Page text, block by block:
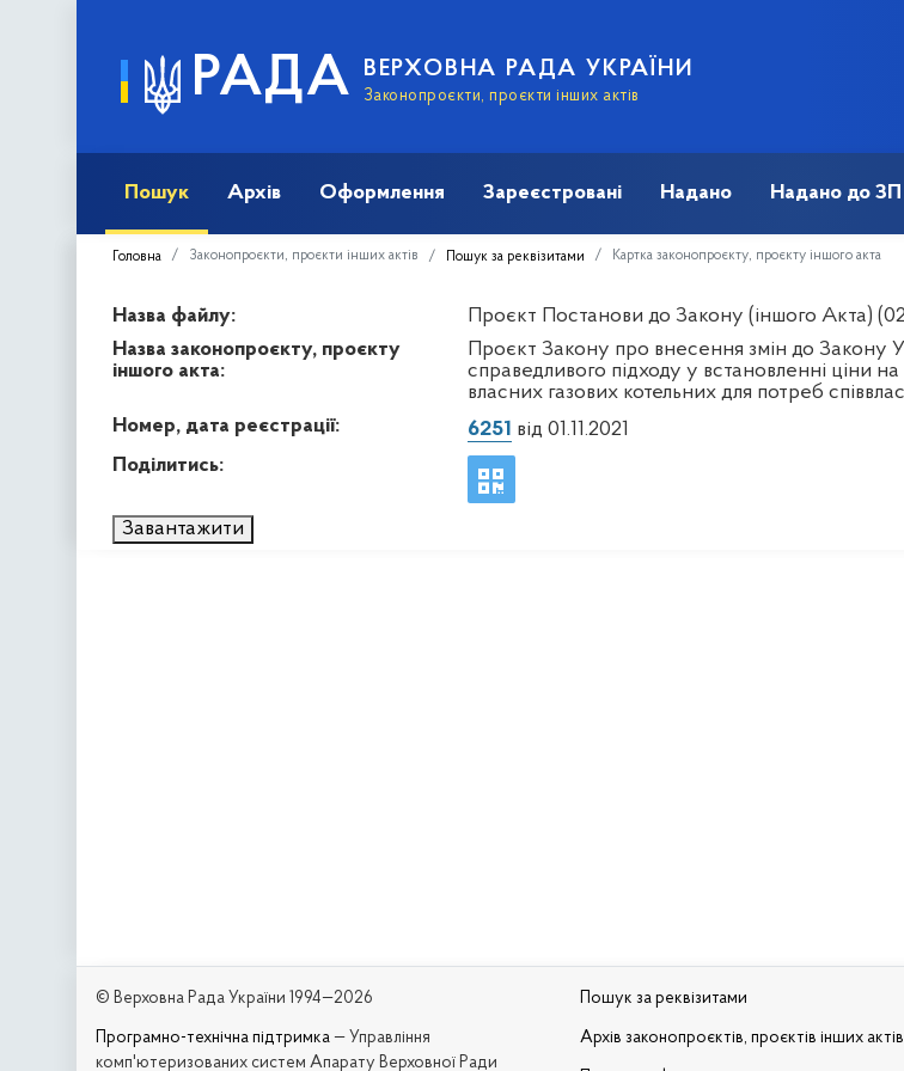
РАДА ВЕРХОВНА РАДА УКРАЇНИ
Законопроєкти, проєкти інших актів
Пошук Архів Оформлення Зареєстровані Надано Надано до ЗП
Головна Законопроєкти, проєкти інших актів Пошук за реквізитами Картка законопроєкту, проєкту іншого акта
Назва файлу:
Проєкт Постанови до Закону (іншого Акта)
Назва законопроєкту, проєкту
іншого акта:
Проєкт Закону про внесення змін до Закону
справедливого підходу у встановленні ціни
власних газових котельних для потреб
Номер, дата реєстрації:
6251 від 01.11.2021
Поділитись:
Завантажити
© Верховна Рада України 1994—2026
Програмно-технічна підтримка — Управління
комп'ютеризованих систем Апарату Верховної Ради
Пошук за реквізитами
Архів законопроєктів, проєктів інших